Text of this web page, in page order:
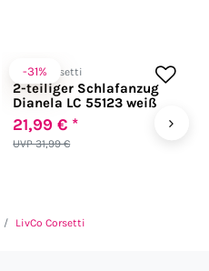
-31%
LivCo Corsetti
2-teiliger Schlafanzug
Dianela LC 55123 weiß
UVP 31,99 €
21,99 € * ›
LivCo Corsetti